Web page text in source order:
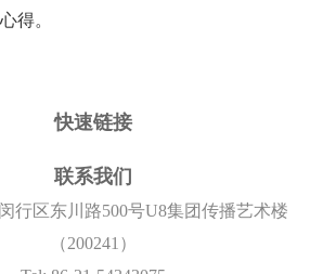
得。
快速链接
联系我们
行区东川路500号U8集团传播艺术楼
（200241）